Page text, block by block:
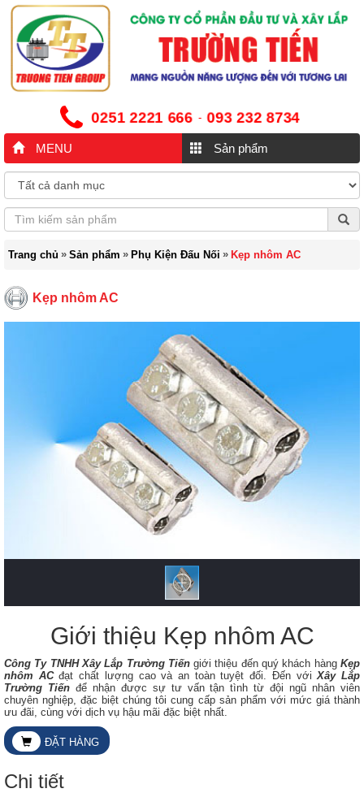
0251 2221 666 - 093 232 8734
MENU Sản phẩm
Trang chủ » Sản phẩm » Phụ Kiện Đấu Nối » Kẹp nhôm AC
Kẹp nhôm AC
Giới thiệu Kẹp nhôm AC
Công Ty TNHH Xây Lắp Trường Tiếngiới thiệu đến quý khách hàngKẹp
nhôm AC​ đạt chất lượng cao và an toàn tuyệt đối. Đến vớiXây Lắp
Trường Tiếnđể nhận được sự tư vấn tận tình từ đội ngũ nhân viên
chuyên nghiệp, đặc biệt chúng tôi cung cấp sản phẩm với mức giá thành
ưu đãi, cùng với dịch vụ hậu mãi đặc biệt nhất.
ĐẶT HÀNG
Chi tiết